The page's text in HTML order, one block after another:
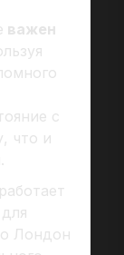
важен
с
что и
Лондон